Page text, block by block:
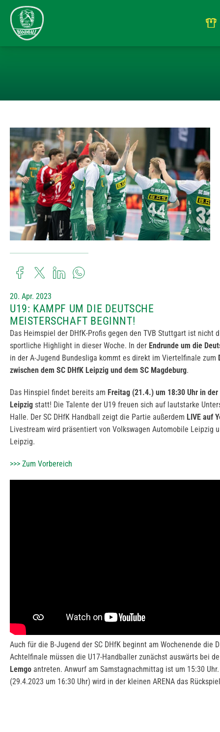
20. Apr. 2023
U19: KAMPF UM DIE DEUTSCHE
MEISTERSCHAFT BEGINNT!
Das Heimspiel der DHfK-Profis gegen den TVB Stuttgart ist nicht
sportliche Highlight in dieser Woche. In der Endrunde um die
in der A-Jugend Bundesliga kommt es direkt im Viertelfinale zum
zwischen dem SC DHfK Leipzig und dem SC Magdeburg.
Das Hinspiel findet bereits am Freitag (21.4.) um 18:30 Uhr in
Leipzig statt! Die Talente der U19 freuen sich auf lautstarke
Halle. Der SC DHfK Handball zeigt die Partie außerdem LIVE auf
Livestream wird präsentiert von Volkswagen Automobile Leipzig
Leipzig.
>>> Zum Vorbereich
Auch für die B-Jugend der SC DHfK beginnt am Wochenende die
Achtelfinale müssen die U17-Handballer zunächst auswärts bei
Lemgo antreten. Anwurf am Samstagnachmittag ist um 15:30
(29.4.2023 um 16:30 Uhr) wird in der kleinen ARENA das